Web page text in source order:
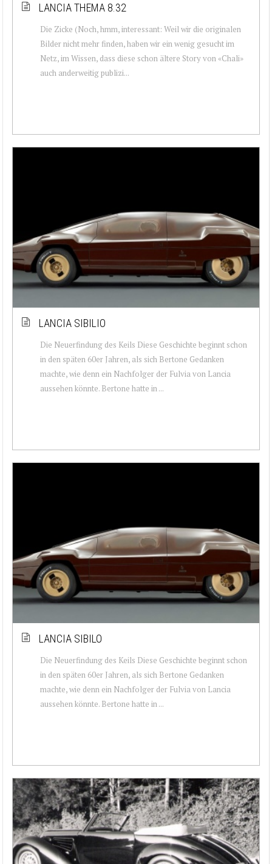
LANCIA THEMA 8.32
Die Zicke (Noch, hmm, interessant: Weil wir die originalen
Bilder nicht mehr finden, haben wir ein wenig gesucht im
Netz, im Wissen, dass diese schon ältere Story von «Chali»
auch anderweitig publizi...
LANCIA SIBILIO
Die Neuerfindung des Keils Diese Geschichte beginnt schon
in den späten 60er Jahren, als sich Bertone Gedanken
machte, wie denn ein Nachfolger der Fulvia von Lancia
aussehen könnte. Bertone hatte in ...
LANCIA SIBILO
Die Neuerfindung des Keils Diese Geschichte beginnt schon
in den späten 60er Jahren, als sich Bertone Gedanken
machte, wie denn ein Nachfolger der Fulvia von Lancia
aussehen könnte. Bertone hatte in ...